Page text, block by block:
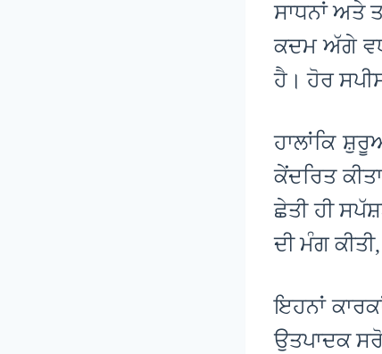
ਸਾਧਨਾਂ ਅਤੇ
ਕਦਮ ਅੱਗੇ
ਹੈ। ਹੋਰ
ਹਾਲਾਂਕਿ
ਕੇਂਦਰਿਤ
ਛੇਤੀ ਹੀ
ਦੀ ਮੰਗ
ਇਹਨਾਂ
ਉਤਪਾਦਕ